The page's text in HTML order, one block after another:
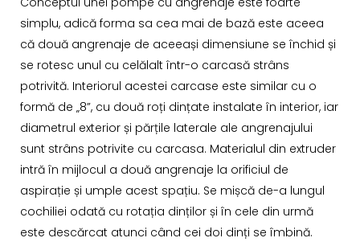
simplu, adică forma sa cea mai de bază este aceea
că două angrenaje de aceeași dimensiune se închid și
se rotesc unul cu celălalt într-o carcasă strâns
potrivită. Interiorul acestei carcase este similar cu o
formă de „8”, cu două roți dințate instalate în interior, iar
diametrul exterior și părțile laterale ale angrenajului
sunt strâns potrivite cu carcasa. Materialul din extruder
intră în mijlocul a două angrenaje la orificiul de
aspirație și umple acest spațiu. Se mișcă de-a lungul
cochiliei odată cu rotația dinților și în cele din urmă
este descărcat atunci când cei doi dinți se îmbină.